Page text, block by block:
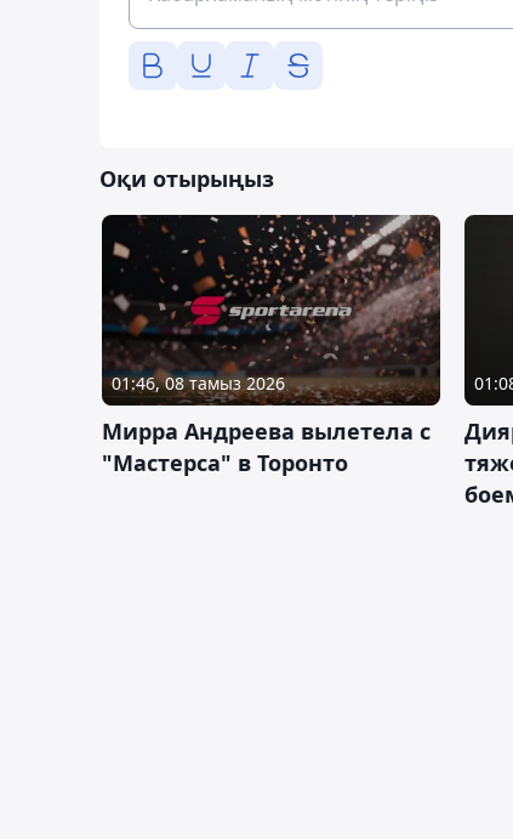
Оқи отырыңыз
01:46, 08 тамыз 2026
Мирра Андреева вылетела с
"Мастерса" в Торонто